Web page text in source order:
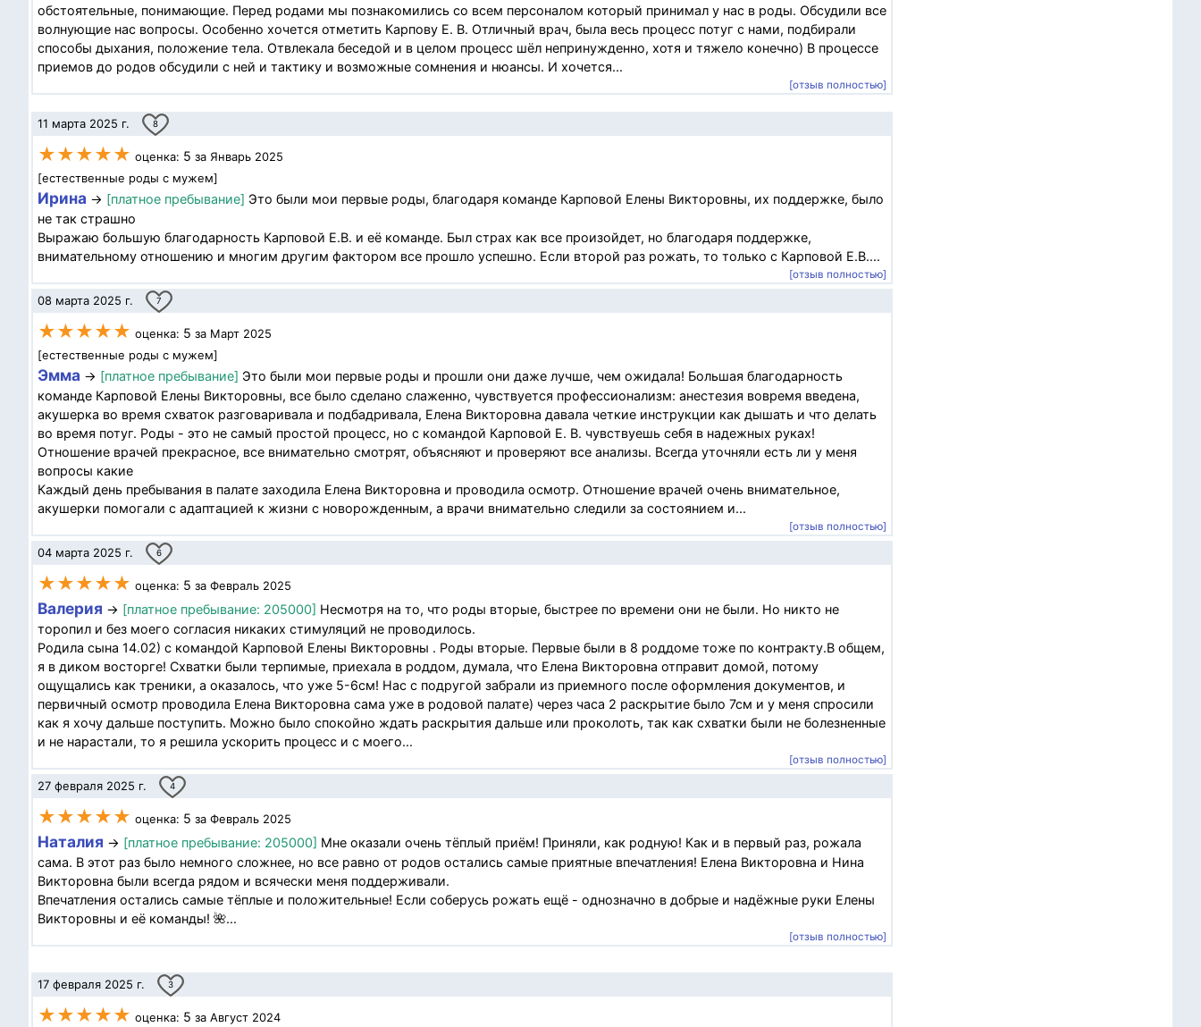
обстоятельные, понимающие. Перед родами мы познакомились со всем персоналом который принимал у нас в роды. Обсудили все
волнующие нас вопросы. Особенно хочется отметить Карпову Е. В. Отличный врач, была весь процесс потуг с нами, подбирали
способы дыхания, положение тела. Отвлекала беседой и в целом процесс шёл непринужденно, хотя и тяжело конечно) В процессе
приемов до родов обсудили с ней и тактику и возможные сомнения и нюансы. И хочется...
[отзыв полностью]
11 марта 2025 г. 8
★★★★★ оценка: 5 за Январь 2025
[естественные роды с мужем]
Ирина → [платное пребывание] Это были мои первые роды, благодаря команде Карповой Елены Викторовны, их поддержке, было
не так страшно
Выражаю большую благодарность Карповой Е.В. и её команде. Был страх как все произойдет, но благодаря поддержке,
внимательному отношению и многим другим фактором все прошло успешно. Если второй раз рожать, то только с Карповой Е.В....
[отзыв полностью]
08 марта 2025 г. 7
★★★★★ оценка: 5 за Март 2025
[естественные роды с мужем]
Эмма → [платное пребывание] Это были мои первые роды и прошли они даже лучше, чем ожидала! Большая благодарность
команде Карповой Елены Викторовны, все было сделано слаженно, чувствуется профессионализм: анестезия вовремя введена,
акушерка во время схваток разговаривала и подбадривала, Елена Викторовна давала четкие инструкции как дышать и что делать
во время потуг. Роды - это не самый простой процесс, но с командой Карповой Е. В. чувствуешь себя в надежных руках!
Отношение врачей прекрасное, все внимательно смотрят, объясняют и проверяют все анализы. Всегда уточняли есть ли у меня
вопросы какие
Каждый день пребывания в палате заходила Елена Викторовна и проводила осмотр. Отношение врачей очень внимательное,
акушерки помогали с адаптацией к жизни с новорожденным, а врачи внимательно следили за состоянием и...
[отзыв полностью]
04 марта 2025 г. 6
★★★★★ оценка: 5 за Февраль 2025
Валерия → [платное пребывание: 205000] Несмотря на то, что роды вторые, быстрее по времени они не были. Но никто не
торопил и без моего согласия никаких стимуляций не проводилось.
Родила сына 14.02) с командой Карповой Елены Викторовны . Роды вторые. Первые были в 8 роддоме тоже по контракту.В общем,
я в диком восторге! Схватки были терпимые, приехала в роддом, думала, что Елена Викторовна отправит домой, потому
ощущались как треники, а оказалось, что уже 5-6см! Нас с подругой забрали из приемного после оформления документов, и
первичный осмотр проводила Елена Викторовна сама уже в родовой палате) через часа 2 раскрытие было 7см и у меня спросили
как я хочу дальше поступить. Можно было спокойно ждать раскрытия дальше или проколоть, так как схватки были не болезненные
и не нарастали, то я решила ускорить процесс и с моего...
[отзыв полностью]
27 февраля 2025 г. 4
★★★★★ оценка: 5 за Февраль 2025
Наталия → [платное пребывание: 205000] Мне оказали очень тёплый приём! Приняли, как родную! Как и в первый раз, рожала
сама. В этот раз было немного сложнее, но все равно от родов остались самые приятные впечатления! Елена Викторовна и Нина
Викторовна были всегда рядом и всячески меня поддерживали.
Впечатления остались самые тёплые и положительные! Если соберусь рожать ещё - однозначно в добрые и надёжные руки Елены
Викторовны и её команды! 🌺...
[отзыв полностью]
17 февраля 2025 г. 3
★★★★★ оценка: 5 за Август 2024